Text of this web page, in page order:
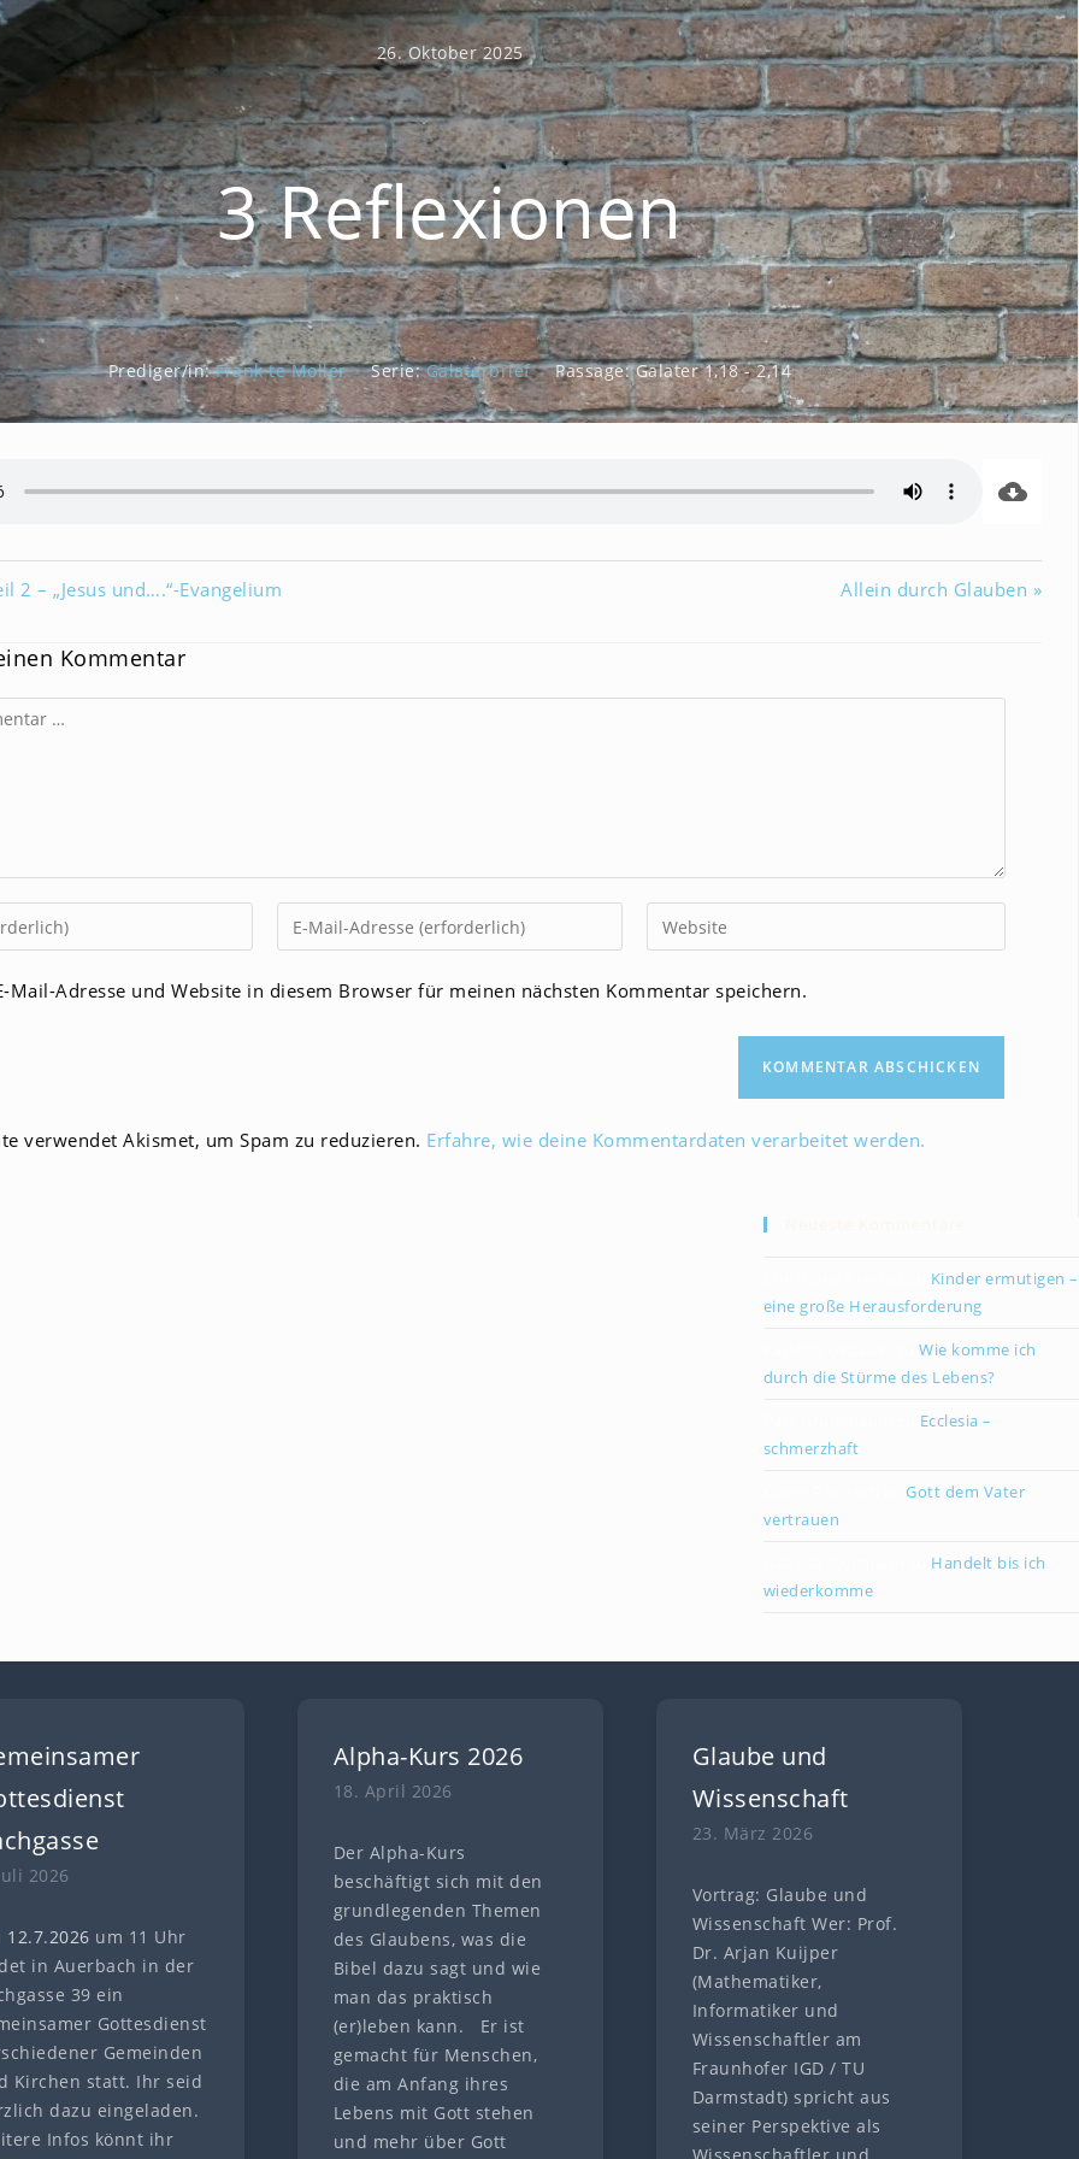
26. Oktober 2025
3 Reflexionen
Prediger/in: Frank te Moller Serie: Galaterbrief Passage: Galater 1,18 - 2,14
2 – „Jesus und….“-Evangelium Allein durch Glauben »
Kommentar
Gib
deine
Gib
deine
Mail-Adresse und Website in diesem Browser für meinen nächsten Kommentar speichern.
verwendet Akismet, um Spam zu reduzieren. Erfahre, wie deine Kommentardaten verarbeitet werden.
Kinder ermutigen –
eine große Herausforderung
zuWie komme ich
durch die Stürme des Lebens?
Ecclesia –
schmerzhaft
zuGott dem Vater
vertrauen
Handelt bis ich
wiederkomme
2026
12.7.2026 um 11 Uhr
in Auerbach in der
39 ein
Gottesdienst
Gemeinden
Kirchen statt. Ihr seid
dazu eingeladen.
Infos könnt ihr
Alpha-Kurs 2026
18. April 2026
Der Alpha-Kurs
beschäftigt sich mit den
grundlegenden Themen
des Glaubens, was die
Bibel dazu sagt und wie
man das praktisch
(er)leben kann. Er ist
gemacht für Menschen,
die am Anfang ihres
Lebens mit Gott stehen
und mehr über Gott
Glaube und
Wissenschaft
23. März 2026
Vortrag: Glaube und
Wissenschaft Wer: Prof.
Dr. Arjan Kuijper
(Mathematiker,
Informatiker und
Wissenschaftler am
Fraunhofer IGD / TU
Darmstadt) spricht aus
seiner Perspektive als